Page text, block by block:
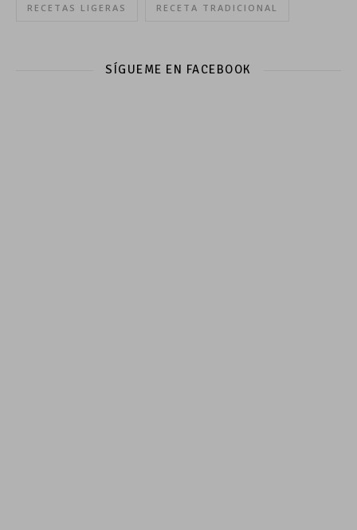
RECETAS LIGERAS RECETA TRADICIONAL
SÍGUEME EN FACEBOOK